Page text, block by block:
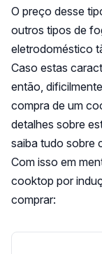
O preço desse
outros tipos de
eletrodoméstico
Caso estas
então,
compra de um
detalhes sobre
saiba tudo sobre
Com isso em
cooktop por
comprar: